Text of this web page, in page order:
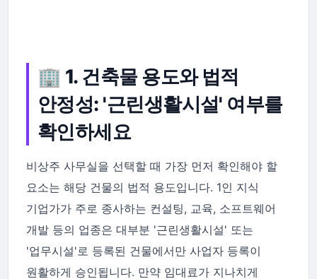
🏢 1. 건축물 용도와 법적
안정성: '근린생활시설' 여부를
확인하세요
비상주 사무실을 선택할 때 가장 먼저 확인해야 할
요소는 해당 건물의 법적 용도입니다. 1인 지식
기업가가 주로 종사하는 컨설팅, 교육, 소프트웨어
개발 등의 업종은 대부분 '근린생활시설' 또는
'업무시설'로 등록된 건물에서만 사업자 등록이
원활하게 승인됩니다. 만약 임대료가 지나치게